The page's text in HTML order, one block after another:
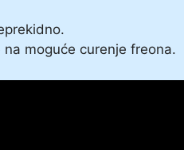
moguće curenje freona.